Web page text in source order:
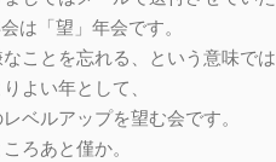
は「望」年会です。
ことを忘れる、という意味で
よい年として、
ベルアップを望む会です。
ろあと僅か。